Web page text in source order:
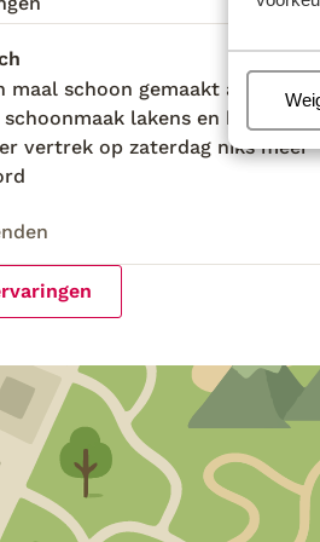
5 jun.
maal schoon gemaakt aankomst
lakens en
vertrek op zaterdag niks meer
maal schoon gemaakt aankomst
lakens en
vertrek op zaterdag niks meer